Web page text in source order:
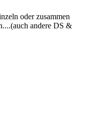
oder zusammen
andere DS &